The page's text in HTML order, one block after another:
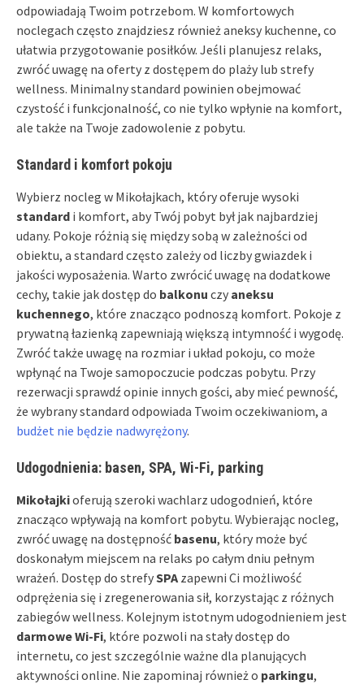
odpowiadają Twoim potrzebom. W komfortowych
noclegach często znajdziesz również aneksy kuchenne, co
ułatwia przygotowanie posiłków. Jeśli planujesz relaks,
zwróć uwagę na oferty z dostępem do plaży lub strefy
wellness. Minimalny standard powinien obejmować
czystość i funkcjonalność, co nie tylko wpłynie na komfort,
ale także na Twoje zadowolenie z pobytu.
Standard i komfort pokoju
Wybierz nocleg w Mikołajkach, który oferuje wysoki
standard i komfort, aby Twój pobyt był jak najbardziej
udany. Pokoje różnią się między sobą w zależności od
obiektu, a standard często zależy od liczby gwiazdek i
jakości wyposażenia. Warto zwrócić uwagę na dodatkowe
cechy, takie jak dostęp do balkonu czy aneksu
kuchennego, które znacząco podnoszą komfort. Pokoje z
prywatną łazienką zapewniają większą intymność i wygodę.
Zwróć także uwagę na rozmiar i układ pokoju, co może
wpłynąć na Twoje samopoczucie podczas pobytu. Przy
rezerwacji sprawdź opinie innych gości, aby mieć pewność,
że wybrany standard odpowiada Twoim oczekiwaniom, a
budżet nie będzie nadwyrężony.
Udogodnienia: basen, SPA, Wi-Fi, parking
Mikołajkioferują szeroki wachlarz udogodnień, które
znacząco wpływają na komfort pobytu. Wybierając nocleg,
zwróć uwagę na dostępność basenu, który może być
doskonałym miejscem na relaks po całym dniu pełnym
wrażeń. Dostęp do strefySPA zapewni Ci możliwość
odprężenia się i zregenerowania sił, korzystając z różnych
zabiegów wellness. Kolejnym istotnym udogodnieniem jest
darmowe Wi-Fi, które pozwoli na stały dostęp do
internetu, co jest szczególnie ważne dla planujących
aktywności online. Nie zapominaj również o parkingu,